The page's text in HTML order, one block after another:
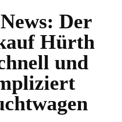
Der
Hürth
und